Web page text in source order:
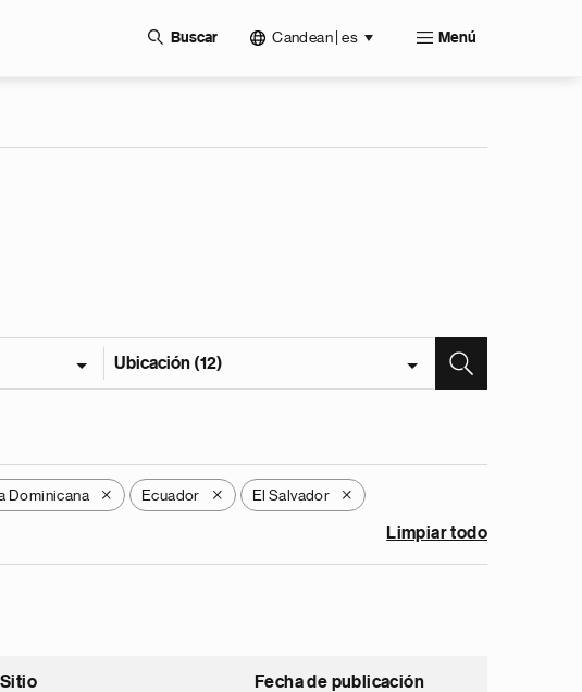
Buscar Candean | es Menú
Ubicación (12)
Dominicana X Ecuador X El Salvador X
Limpiar todo
Sitio Fecha de publicación